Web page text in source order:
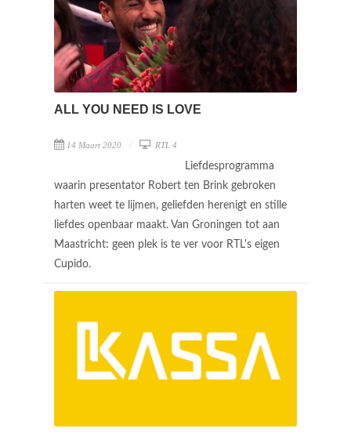
ALL YOU NEED IS LOVE
14 Maart 2020 RTL 4
Liefdesprogramma
waarin presentator Robert ten Brink gebroken
harten weet te lijmen, geliefden herenigt en stille
liefdes openbaar maakt. Van Groningen tot aan
Maastricht: geen plek is te ver voor RTL's eigen
Cupido.